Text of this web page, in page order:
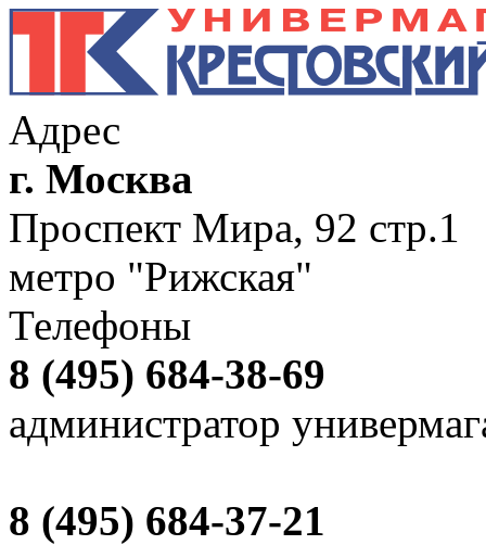
Адрес
г. Москва
Проспект Мира, 92 стр.1
метро "Рижская"
Телефоны
8 (495) 684-38-69
администратор
8 (495) 684-37-21